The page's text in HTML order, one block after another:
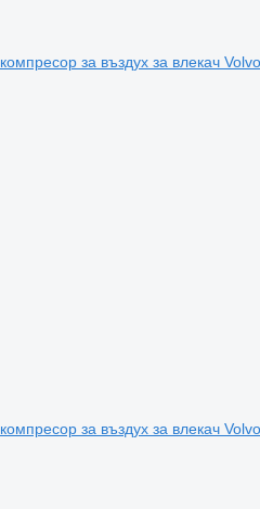
компресор за въздух за влекач
компресор за въздух за влекач